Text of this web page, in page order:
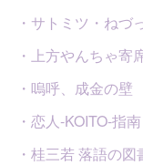
・サトミツ・ねづ
・上方やんちゃ寄
・嗚呼、成金の壁
・恋人-KOITO-指南
・桂三若 落語の図